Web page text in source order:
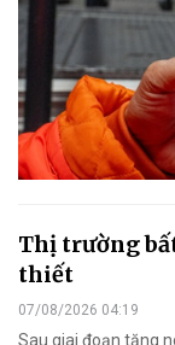
Thị trường
thiết
07/08/2026 04:19
Sau giai đoạn tăng